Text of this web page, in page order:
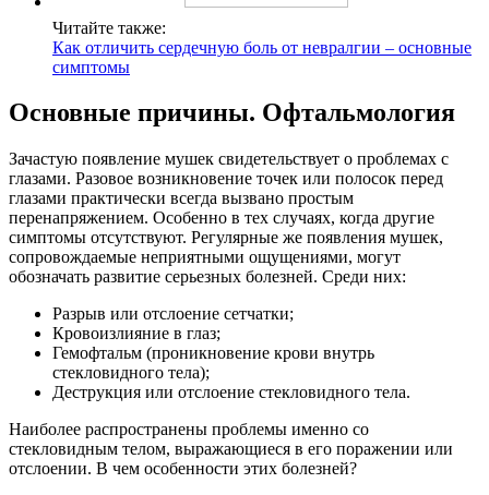
Читайте также:
Как отличить сердечную боль от невралгии – основные
симптомы
Основные причины. Офтальмология
Зачастую появление мушек свидетельствует о проблемах с
глазами. Разовое возникновение точек или полосок перед
глазами практически всегда вызвано простым
перенапряжением. Особенно в тех случаях, когда другие
симптомы отсутствуют. Регулярные же появления мушек,
сопровождаемые неприятными ощущениями, могут
обозначать развитие серьезных болезней. Среди них:
Разрыв или отслоение сетчатки;
Кровоизлияние в глаз;
Гемофтальм (проникновение крови внутрь
стекловидного тела);
Деструкция или отслоение стекловидного тела.
Наиболее распространены проблемы именно со
стекловидным телом, выражающиеся в его поражении или
отслоении. В чем особенности этих болезней?